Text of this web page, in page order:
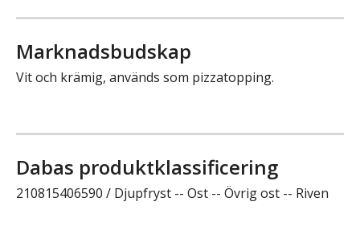
Marknadsbudskap
Vit och krämig, används som pizzatopping.
Dabas produktklassificering
210815406590 / Djupfryst -- Ost -- Övrig ost -- Riven